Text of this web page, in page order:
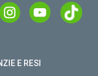
E RESI